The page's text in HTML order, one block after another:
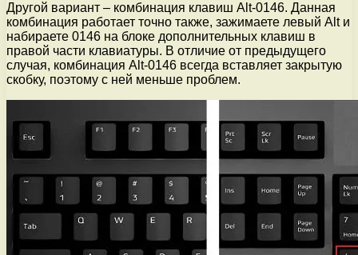
Другой вариант – комбинация клавиш Alt-0146. Данная
комбинация работает точно также, зажимаете левый Alt и
набираете 0146 на блоке дополнительных клавиш в
правой части клавиатуры. В отличие от предыдущего
случая, комбинация Alt-0146 всегда вставляет закрытую
скобку, поэтому с ней меньше проблем.